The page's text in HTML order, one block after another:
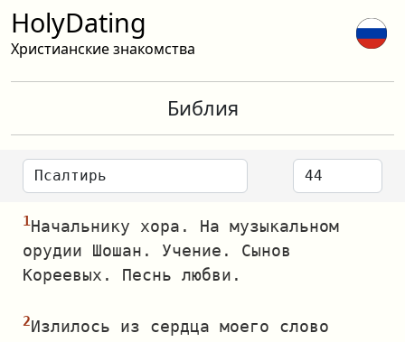
HolyDating
Христианские знакомства
Библия
Начальнику хора. На музыкальном
орудии Шошан. Учение. Сынов
Кореевых. Песнь любви.
Излилось из сердца моего слово